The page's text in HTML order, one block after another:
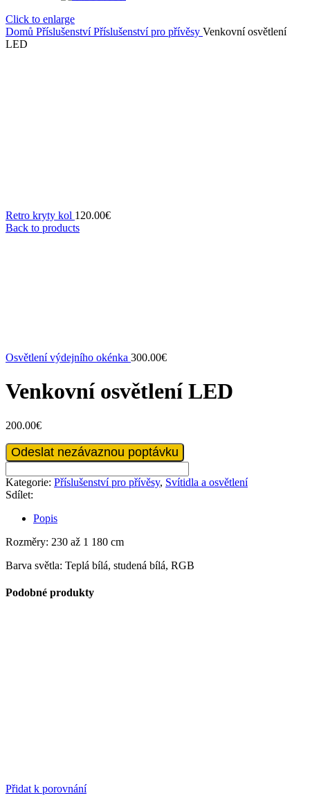
Click to enlarge
Domů PříslušenstvíPříslušenství pro přívěsy Venkovní osvětlení
LED
Retro kryty kol 120.00€
Back to products
Osvětlení výdejního okénka 300.00€
Venkovní osvětlení LED
200.00€
Venkovní
osvětlení
LED
množství
Odeslat nezávaznou poptávku
Kategorie: Příslušenství pro přívěsy, Svítidla a osvětlení
Sdílet:
Popis
Rozměry: 230 až 1 180 cm
Barva světla: Teplá bílá, studená bílá, RGB
Podobné produkty
Přidat k porovnání